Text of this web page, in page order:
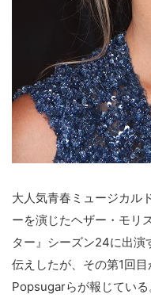
大人気青春ミュージカル
ーを演じたヘザー・モリ
ター』シーズン24に出演
伝えしたが、その第1回
Popsugarらが報じている